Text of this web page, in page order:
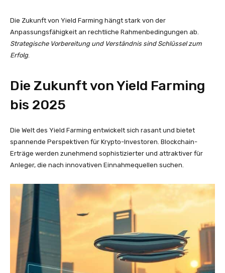
Die Zukunft von Yield Farming hängt stark von der
Anpassungsfähigkeit an rechtliche Rahmenbedingungen ab.
Strategische Vorbereitung und Verständnis sind Schlüssel zum
Erfolg.
Die Zukunft von Yield Farming
bis 2025
Die Welt des Yield Farming entwickelt sich rasant und bietet
spannende Perspektiven für Krypto-Investoren. Blockchain-
Erträge werden zunehmend sophistizierter und attraktiver für
Anleger, die nach innovativen Einnahmequellen suchen.